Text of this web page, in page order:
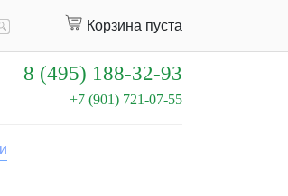
Корзина пуста
8 (495) 188-32-93
+7 (901) 721-07-55